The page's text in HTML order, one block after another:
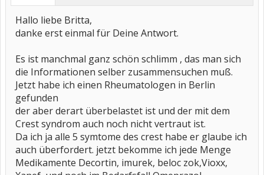
Hallo liebe Britta,
danke erst einmal für Deine Antwort.
Es ist manchmal ganz schön schlimm , das man sich
die Informationen selber zusammensuchen muß.
Jetzt habe ich einen Rheumatologen in Berlin
gefunden
der aber derart überbelastet ist und der mit dem
Crest syndrom auch noch nicht vertraut ist.
Da ich ja alle 5 symtome des crest habe er glaube ich
auch überfordert. jetzt bekomme ich jede Menge
Medikamente Decortin, imurek, beloc zok,Vioxx,